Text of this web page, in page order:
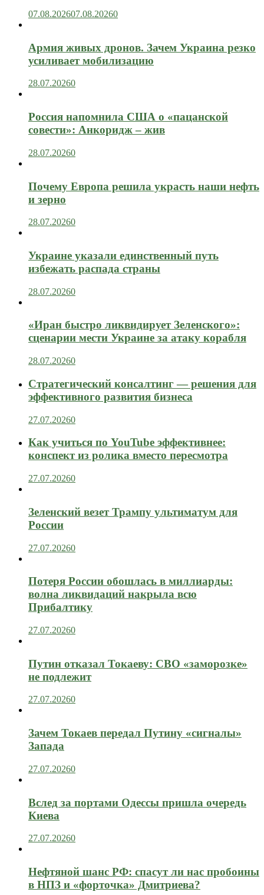
07.08.202607.08.20260
Армия живых дронов. Зачем Украина резко
усиливает мобилизацию
28.07.20260
Россия напомнила США о «пацанской
совести»: Анкоридж – жив
28.07.20260
Почему Европа решила украсть наши нефть
и зерно
28.07.20260
Украине указали единственный путь
избежать распада страны
28.07.20260
«Иран быстро ликвидирует Зеленского»:
сценарии мести Украине за атаку корабля
28.07.20260
Стратегический консалтинг — решения для
эффективного развития бизнеса
27.07.20260
Как учиться по YouTube эффективнее:
конспект из ролика вместо пересмотра
27.07.20260
Зеленский везет Трампу ультиматум для
России
27.07.20260
Потеря России обошлась в миллиарды:
волна ликвидаций накрыла всю
Прибалтику
27.07.20260
Путин отказал Токаеву: СВО «заморозке»
не подлежит
27.07.20260
Зачем Токаев передал Путину «сигналы»
Запада
27.07.20260
Вслед за портами Одессы пришла очередь
Киева
27.07.20260
Нефтяной шанс РФ: спасут ли нас пробоины
в НПЗ и «форточка» Дмитриева?